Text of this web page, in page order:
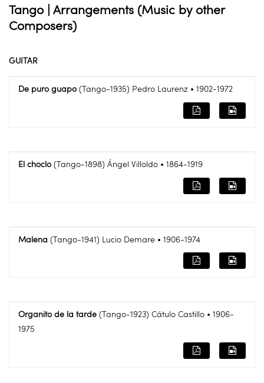
Tango | Arrangements (Music by other
Composers)
GUITAR
De puro guapo (Tango-1935) Pedro Laurenz • 1902-1972
El choclo (Tango-1898) Ángel Villoldo • 1864-1919
Malena (Tango-1941) Lucio Demare • 1906-1974
Organito de la tarde (Tango-1923) Cátulo Castillo • 1906-
1975